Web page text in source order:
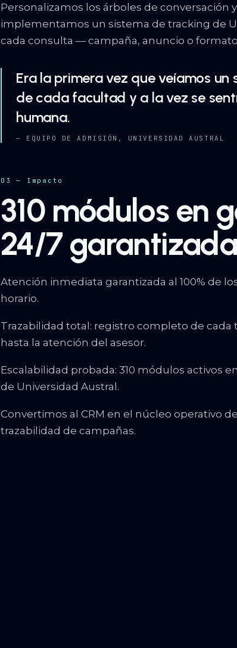
Personalizamos los árboles de conversación
implementamos un sistema de tracking de
cada consulta — campaña, anuncio o
Era la primera vez que veíamos
de cada facultad y a la vez se
humana.
— EQUIPO DE ADMISIÓN, UNIVERSIDAD AUSTRAL
03 — Impacto
310 módulos en
24/7
Atención inmediata garantizada al 100% de
horario.
Trazabilidad total: registro completo de
hasta la atención del asesor.
Escalabilidad probada: 310 módulos activos
de Universidad Austral.
Convertimos al CRM en el núcleo operativo
trazabilidad de campañas.